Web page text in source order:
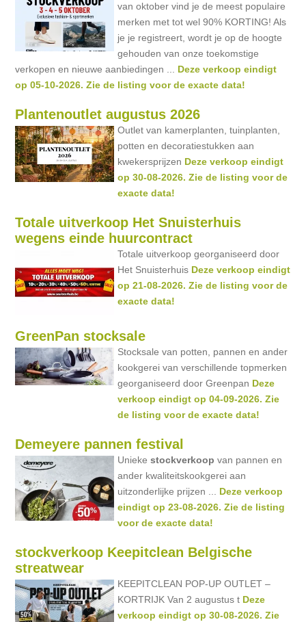
van oktober vind je de meest populaire
merken met tot wel 90% KORTING! Als
je je registreert, wordt je op de hoogte
gehouden van onze toekomstige
verkopen en nieuwe aanbiedingen ... Deze verkoop eindigt
op 05-10-2026. Zie de listing voor de exacte data!
Plantenoutlet augustus 2026
Outlet van kamerplanten, tuinplanten,
potten en decoratiestukken aan
kwekersprijzen Deze verkoop eindigt
op 30-08-2026. Zie de listing voor de
exacte data!
Totale uitverkoop Het Snuisterhuis
wegens einde huurcontract
Totale uitverkoop georganiseerd door
Het Snuisterhuis Deze verkoop eindigt
op 21-08-2026. Zie de listing voor de
exacte data!
GreenPan stocksale
Stocksale van potten, pannen en ander
kookgerei van verschillende topmerken
georganiseerd door Greenpan Deze
verkoop eindigt op 04-09-2026. Zie
de listing voor de exacte data!
Demeyere pannen festival
Uniekestockverkoop van pannen en
ander kwaliteitskookgerei aan
uitzonderlijke prijzen ... Deze verkoop
eindigt op 23-08-2026. Zie de listing
voor de exacte data!
stockverkoop Keepitclean Belgische
streatwear
KEEPITCLEAN POP-UP OUTLET –
KORTRIJK Van 2 augustus t Deze
verkoop eindigt op 30-08-2026. Zie